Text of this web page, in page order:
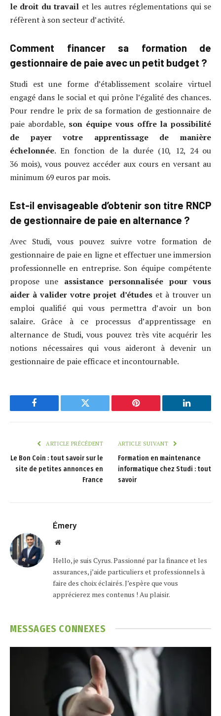
le droit du travail et les autres réglementations qui se
réfèrent à son secteur d’activité.
Comment financer sa formation de
gestionnaire de paie avec un petit budget ?
Studi est une forme d’établissement scolaire virtuel
engagé dans le social et qui prône l’égalité des chances.
Pour rendre le prix de sa formation de gestionnaire de
paie abordable, son équipe vous offre la possibilité
de payer votre apprentissage de manière
échelonnée. En fonction de la durée (10, 12, 24 ou
36 mois), vous pouvez accéder aux cours en versant au
minimum 69 euros par mois.
Est-il envisageable d’obtenir son titre RNCP
de gestionnaire de paie en alternance ?
Avec Studi, vous pouvez suivre votre formation de
gestionnaire de paie en ligne et effectuer une immersion
professionnelle en entreprise. Son équipe compétente
propose une assistance personnalisée pour vous
aider à valider votre projet d’études et à trouver un
emploi qualifié qui vous permettra d’avoir un bon
salaire. Grâce à ce processus d’apprentissage en
alternance de Studi, vous pouvez très vite acquérir les
notions nécessaires qui vous aideront à devenir un
gestionnaire de paie efficace et incontournable.
Facebook Twitter Pinterest LinkedIn
ARTICLE PRÉCÉDENT
Le Bon Coin : tout savoir sur le
site de petites annonces en
France
ARTICLE SUIVANT
Formation en maintenance
informatique chez Studi : tout
savoir
Émery
Website
Hello, je suis Cyrus. Passionné par la finance et les
assurances, j’aide particuliers et professionnels à
faire des choix éclairés. J’espère que vous
apprécierez mes contenus ! Au plaisir.
MESSAGES CONNEXES